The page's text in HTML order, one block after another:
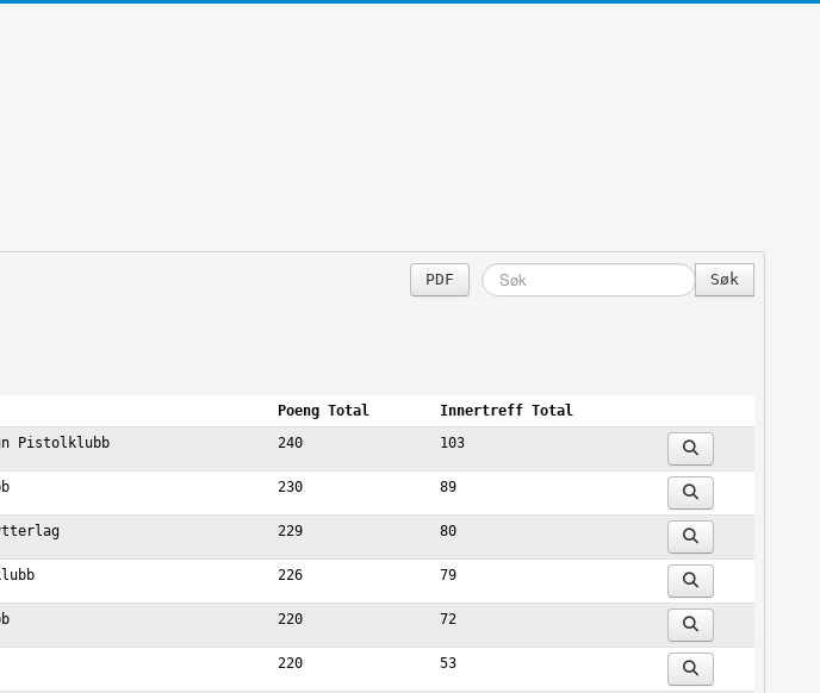
PDF
Poeng Total
Innertreff Total
Pistolklubb 240 103
230 89
229 80
226 79
220 72
220 53